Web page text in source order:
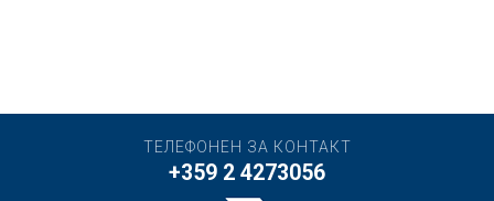
ТЕЛЕФОНЕН ЗА КОНТАКТ
+359 2 4273056